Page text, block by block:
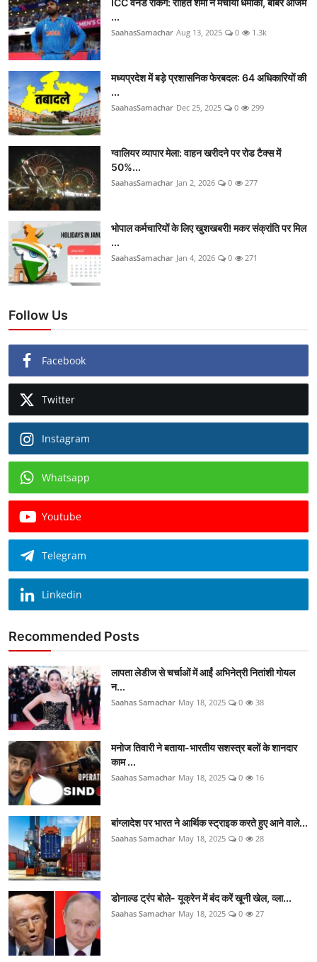
...
SaahasSamachar Aug 13, 2025 0 1.3k
मध्यप्रदेश में बड़े प्रशासनिक फेरबदल: 64 अधिकारियों की
...
SaahasSamachar Dec 25, 2025 0 299
ग्वालियर व्यापार मेला: वाहन खरीदने पर रोड टैक्स में
50%...
SaahasSamachar Jan 2, 2026 0 277
भोपाल कर्मचारियों के लिए खुशखबरी! मकर संक्रांति पर मिल
...
SaahasSamachar Jan 4, 2026 0 271
Follow Us
Facebook
Twitter
Instagram
Whatsapp
Youtube
Telegram
Linkedin
Recommended Posts
लापता लेडीज से चर्चाओं में आईं अभिनेत्री नितांशी गोयल
न...
Saahas Samachar May 18, 2025 0 38
मनोज तिवारी ने बताया-भारतीय सशस्त्र बलों के शानदार
काम ...
Saahas Samachar May 18, 2025 0 16
बांग्लादेश पर भारत ने आर्थिक स्ट्राइक करते हुए आने वाले...
Saahas Samachar May 18, 2025 0 28
डोनाल्ड ट्रंप बोले- यूक्रेन में बंद करें खूनी खेल, व्ला...
Saahas Samachar May 18, 2025 0 27